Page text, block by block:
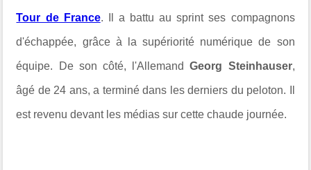
Tour de France. Il a battu au sprint ses compagnons
d'échappée, grâce à la supériorité numérique de son
équipe. De son côté, l'AllemandGeorg Steinhauser,
âgé de 24 ans, a terminé dans les derniers du peloton. Il
est revenu devant les médias sur cette chaude journée.